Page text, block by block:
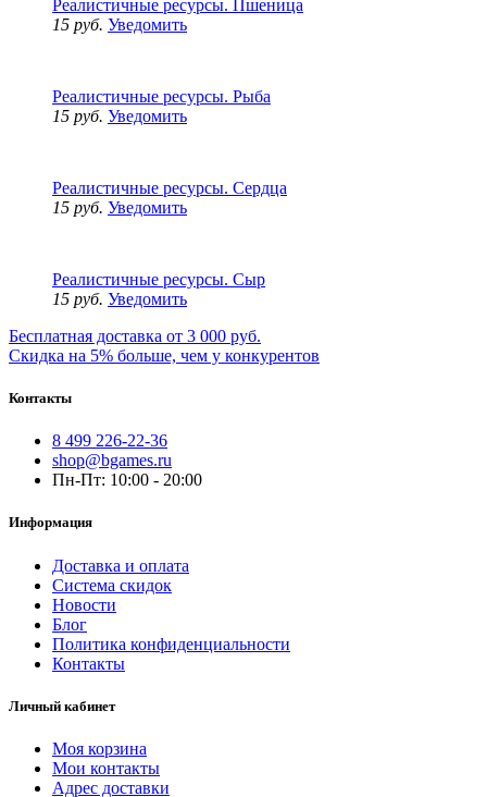
Реалистичные ресурсы. Пшеница
15 руб. Уведомить
Реалистичные ресурсы. Рыба
15 руб. Уведомить
Реалистичные ресурсы. Сердца
15 руб. Уведомить
Реалистичные ресурсы. Сыр
15 руб. Уведомить
Бесплатная доставка от 3 000 руб.
Скидка на 5% больше, чем у конкурентов
Контакты
8 499 226-22-36
shop@bgames.ru
Пн-Пт: 10:00 - 20:00
Информация
Доставка и оплата
Система скидок
Новости
Блог
Политика конфиденциальности
Контакты
Личный кабинет
Моя корзина
Мои контакты
Адрес доставки